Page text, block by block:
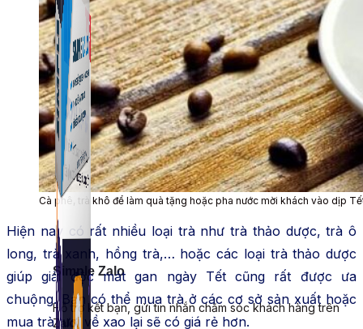
Simple Zalo
Hỗ trợ kết bạn, gửi tin nhắn chăm sóc khách hàng trên
Zalo.
Cà phê, trà khô để làm quà tặng hoặc pha nước mời khách vào dịp
Hiện nay có rất nhiều loại trà như trà thảo dược, trà ô
long, trà xanh, hồng trà,… hoặc các loại trà thảo dược
giúp giải độc mát gan ngày Tết cũng rất được ưa
chuộng. Bạn có thể mua trà ở các cơ sở sản xuất hoặc
mua trà tươi về xao lại sẽ có giá rẻ hơn.